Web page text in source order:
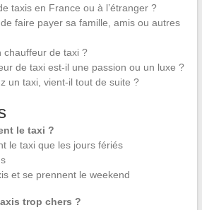
taxis en France ou à l’étranger ?
faire payer sa famille, amis ou autres
chauffeur de taxi ?
de taxi est-il une passion ou un luxe ?
un taxi, vient-il tout de suite ?
le taxi ?
le taxi que les jours fériés
et se prennent le weekend
trop chers ?